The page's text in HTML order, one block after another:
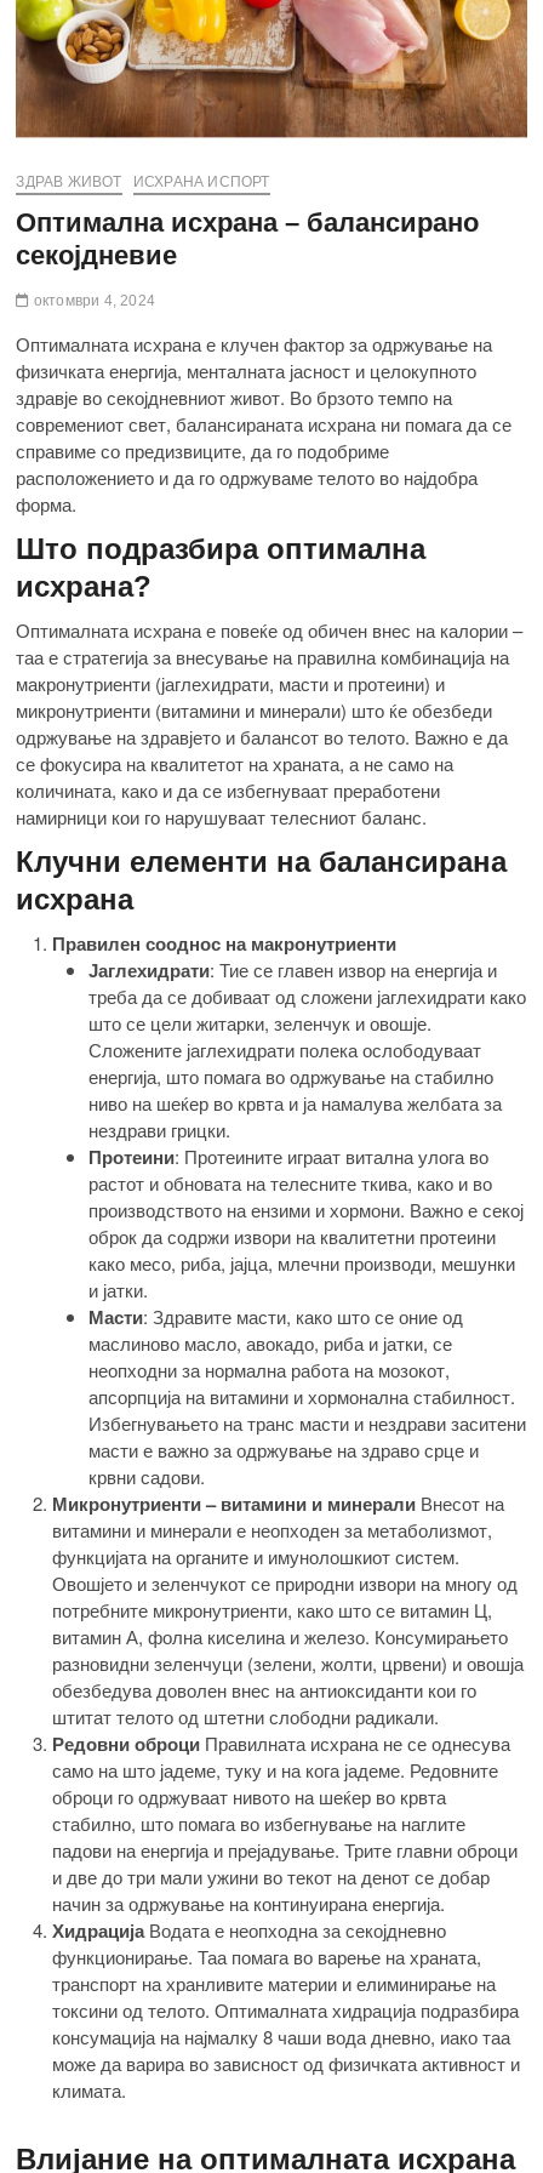
ЗДРАВ ЖИВОТ ИСХРАНА ИСПОРТ
Оптимална исхрана – балансирано
секојдневие
октомври 4, 2024
Оптималната исхрана е клучен фактор за одржување на
физичката енергија, менталната јасност и целокупното
здравје во секојдневниот живот. Во брзото темпо на
современиот свет, балансираната исхрана ни помага да се
справиме со предизвиците, да го подобриме
расположението и да го одржуваме телото во најдобра
форма.
Што подразбира оптимална
исхрана?
Оптималната исхрана е повеќе од обичен внес на калории –
таа е стратегија за внесување на правилна комбинација на
макронутриенти (јаглехидрати, масти и протеини) и
микронутриенти (витамини и минерали) што ќе обезбеди
одржување на здравјето и балансот во телото. Важно е да
се фокусира на квалитетот на храната, а не само на
количината, како и да се избегнуваат преработени
намирници кои го нарушуваат телесниот баланс.
Клучни елементи на балансирана
исхрана
Правилен сооднос на макронутриенти
Јаглехидрати: Тие се главен извор на енергија и
треба да се добиваат од сложени јаглехидрати како
што се цели житарки, зеленчук и овошје.
Сложените јаглехидрати полека ослободуваат
енергија, што помага во одржување на стабилно
ниво на шеќер во крвта и ја намалува желбата за
нездрави грицки.
Протеини: Протеините играат витална улога во
растот и обновата на телесните ткива, како и во
производството на ензими и хормони. Важно е секој
оброк да содржи извори на квалитетни протеини
како месо, риба, јајца, млечни производи, мешунки
и јатки.
Масти: Здравите масти, како што се оние од
маслиново масло, авокадо, риба и јатки, се
неопходни за нормална работа на мозокот,
апсорпција на витамини и хормонална стабилност.
Избегнувањето на транс масти и нездрави заситени
масти е важно за одржување на здраво срце и
крвни садови.
Микронутриенти – витамини и минерали Внесот на
витамини и минерали е неопходен за метаболизмот,
функцијата на органите и имунолошкиот систем.
Овошјето и зеленчукот се природни извори на многу од
потребните микронутриенти, како што се витамин Ц,
витамин А, фолна киселина и железо. Консумирањето
разновидни зеленчуци (зелени, жолти, црвени) и овошја
обезбедува доволен внес на антиоксиданти кои го
штитат телото од штетни слободни радикали.
Редовни оброци Правилната исхрана не се однесува
само на што јадеме, туку и на кога јадеме. Редовните
оброци го одржуваат нивото на шеќер во крвта
стабилно, што помага во избегнување на наглите
падови на енергија и прејадување. Трите главни оброци
и две до три мали ужини во текот на денот се добар
начин за одржување на континуирана енергија.
ХидрацијаВодата е неопходна за секојдневно
функционирање. Таа помага во варење на храната,
транспорт на хранливите материи и елиминирање на
токсини од телото. Оптималната хидрација подразбира
консумација на најмалку 8 чаши вода дневно, иако таа
може да варира во зависност од физичката активност и
климата.
Влијание на оптималната исхрана